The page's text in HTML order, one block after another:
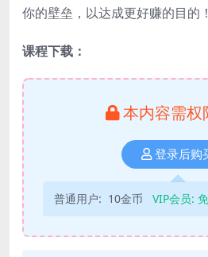
你的壁垒，以达成更好赚的目的
课程下载：
本内容需权
登录后购
普通用户: 10金币 VIP会员: